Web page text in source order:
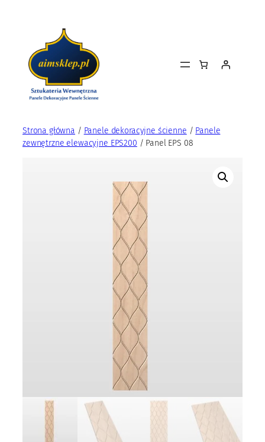
Strona główna / Panele dekoracyjne ścienne / Panele
zewnętrzne elewacyjne EPS200 / Panel EPS 08